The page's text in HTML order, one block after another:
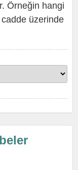
Örneğin hangi
üzerinde